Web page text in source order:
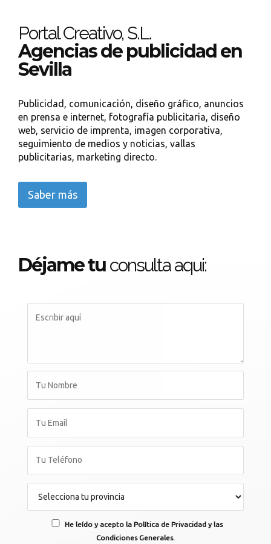
Portal Creativo, S.L.
Agencias de publicidad en
Sevilla
Publicidad, comunicación, diseño gráfico, anuncios
en prensa e internet, fotografía publicitaria, diseño
web, servicio de imprenta, imagen corporativa,
seguimiento de medios y noticias, vallas
publicitarias, marketing directo.
Saber más
Déjame tu consulta aqui:
He leído y acepto la Política de Privacidad y las
Condiciones Generales.